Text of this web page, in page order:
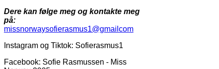
Dere kan følge meg og kontakte meg
på:
missnorwaysofierasmus1@gmailcom
Instagram og Tiktok: Sofierasmus1
Facebook: Sofie Rasmussen - Miss